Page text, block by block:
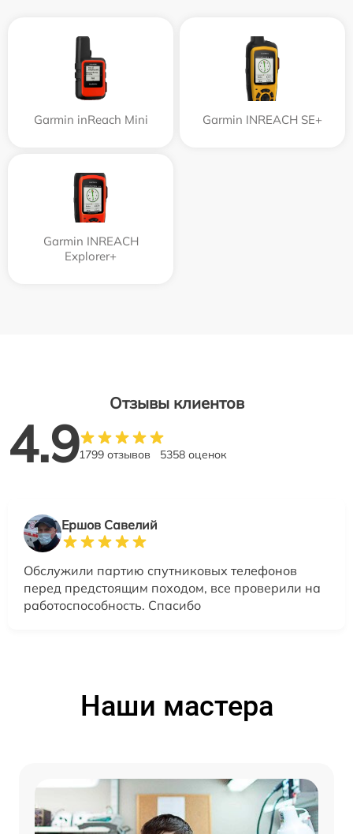
Garmin inReach Mini Garmin INREACH SE+
Garmin INREACH
Explorer+
Отзывы клиентов
4.91799 отзывов 5358 оценок
Ершов Савелий
Обслужили партию спутниковых телефонов
перед предстоящим походом, все проверили на
работоспособность. Спасибо
Наши мастера